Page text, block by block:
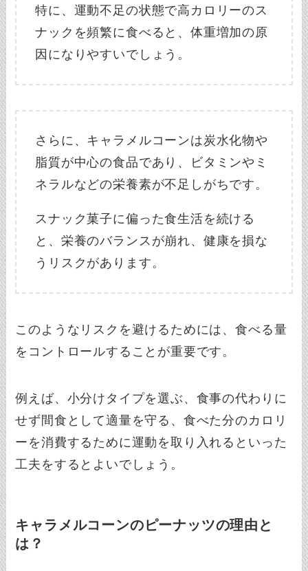
特に、運動不足の状態で高カロリーのス
ナックを頻繁に食べると、体重増加の原
因になりやすいでしょう。
さらに、キャラメルコーンは炭水化物や
脂質が中心の食品であり、ビタミンやミ
ネラルなどの栄養素が不足しがちです。
スナック菓子に偏った食生活を続ける
と、栄養のバランスが崩れ、健康を損な
うリスクがあります。
このようなリスクを避けるためには、食べる量
をコントロールすることが重要です。
例えば、小分けタイプを選ぶ、食事の代わりに
せず間食として適量を守る、食べた分のカロリ
ーを消費するために運動を取り入れるといった
工夫をするとよいでしょう。
キャラメルコーンのピーナッツの理由と
は？